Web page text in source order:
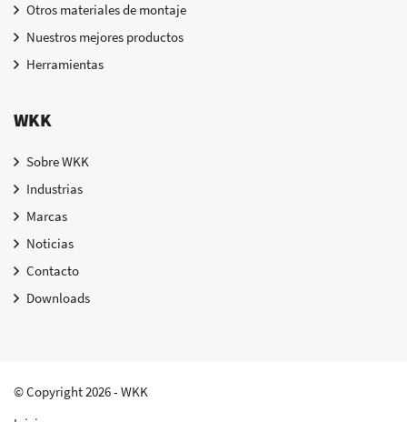
Otros materiales de montaje
Nuestros mejores productos
Herramientas
WKK
Sobre WKK
Industrias
Marcas
Noticias
Contacto
Downloads
© Copyright 2026 - WKK